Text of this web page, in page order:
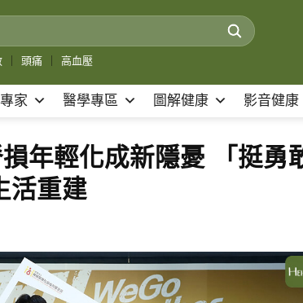
頭痛 高血壓
家 醫學專區 圖解健康 影音健康
年輕化成新隱憂 「挺勇
活重建